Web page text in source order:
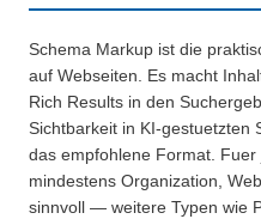
Schema Markup ist die
auf Webseiten. Es macht
Rich Results in den
Sichtbarkeit in KI-gestuetzten
das empfohlene Format.
mindestens Organization,
sinnvoll — weitere Typen wie